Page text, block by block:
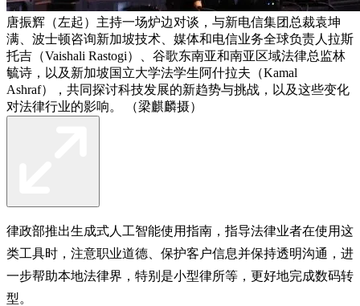
唐振辉（左起）主持一场炉边对谈，与新电信集团总裁袁坤
满、波士顿咨询新加坡技术、媒体和电信业务全球负责人拉斯
托吉（Vaishali Rastogi）、谷歌东南亚和南亚区域法律总监林
毓诗，以及新加坡国立大学法学生阿什拉夫（Kamal
Ashraf），共同探讨科技发展的新趋势与挑战，以及这些变化
对法律行业的影响。 （梁麒麟摄）
律政部推出生成式人工智能使用指南，指导法律业者在使用这
类工具时，注意职业道德、保护客户信息并保持透明沟通，进
一步帮助本地法律界，特别是小型律所等，更好地完成数码转
型。